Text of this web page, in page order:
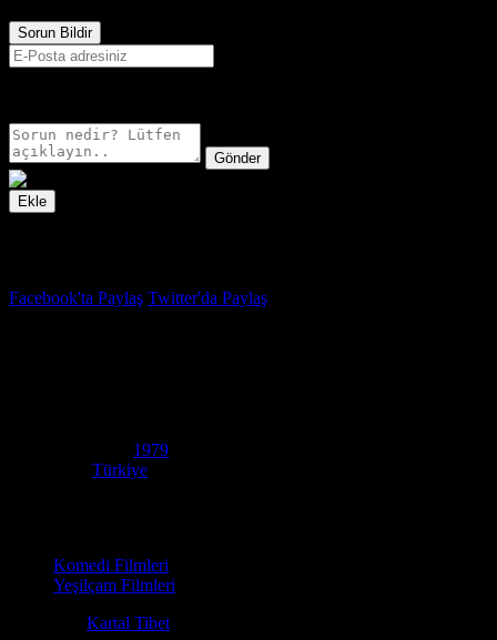
Sorun Bildir
Gönder
Ekle
Facebook'ta Paylaş Twitter'da Paylaş
1979
Türkiye
Komedi Filmleri
Yeşilçam Filmleri
Kartal Tibet